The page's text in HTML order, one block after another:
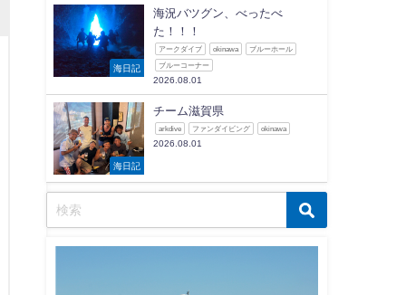
海日記
海況バツグン、べったべ
た！！！
アークダイブ okinawa ブルーホール
ブルーコーナー
2026.08.01
海日記
チーム滋賀県
arkdive ファンダイビング okinawa
2026.08.01